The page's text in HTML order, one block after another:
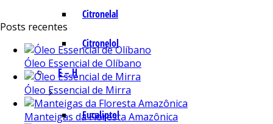
Citronelal
Citronelol
E – H
Eucaliptol
Posts recentes
Óleo Essencial de Olíbano
Óleo Essencial de Mirra
Manteigas da Floresta Amazônica